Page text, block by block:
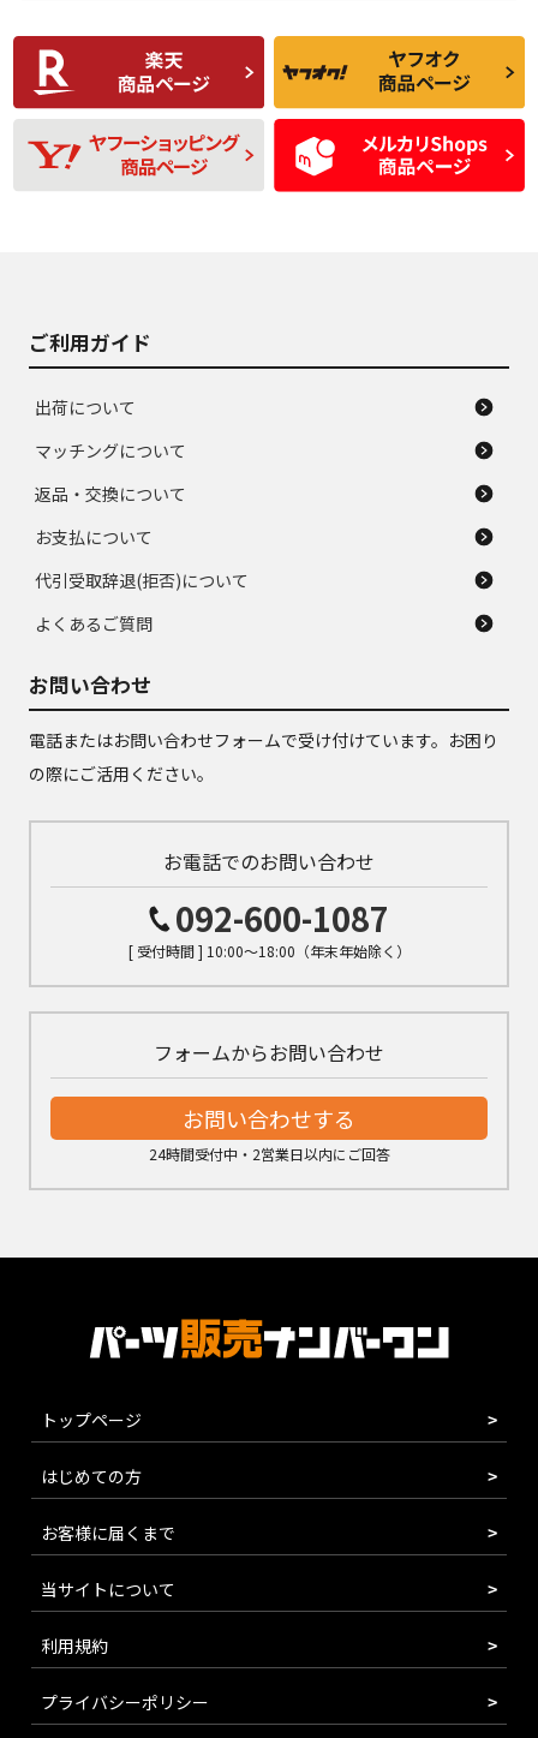
C
比較的きれいな中古
品
C
られるが、使用に問
題のない中古品
D
使用感や目立つ傷が
あり、一般的な中古
品
D
残り溝も少なく、偏
磨耗がみられ、短期
間使用できるくらい
の中古品
ご利用ガイド
出荷について
マッチングについて
返品・交換について
お支払について
代引受取辞退(拒否)について
よくあるご質問
お問い合わせ
電話またはお問い合わせフォームで受け付けています。お困り
の際にご活用ください。
お電話でのお問い合わせ
092-600-1087
[ 受付時間 ] 10:00～18:00（年末年始除く）
フォームからお問い合わせ
お問い合わせする
24時間受付中・2営業日以内にご回答
トップページ
はじめての方
お客様に届くまで
当サイトについて
利用規約
プライバシーポリシー